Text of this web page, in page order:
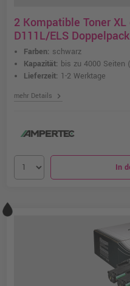
2 Kompatible Toner XL
D111L/ELS
Farben: schwarz
Kapazität: bis zu 4000 Seiten
Lieferzeit: 1-2 Werktage
mehr Details chevron_right
In